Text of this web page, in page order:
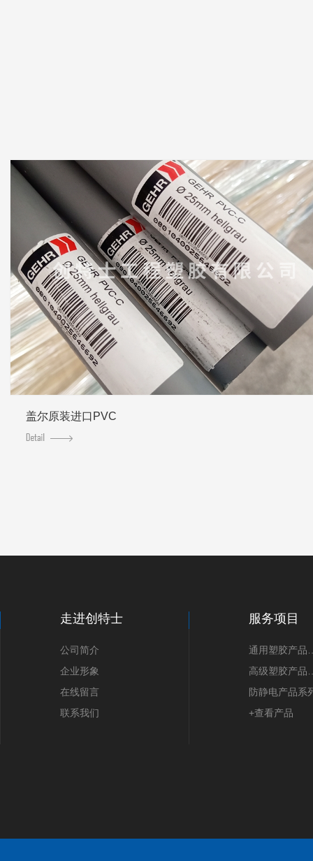
盖尔原装进口PVC
走进创特士
公司简介
企业形象
在线留言
联系我们
服务项目
通用
高级
防静电产品系
+查看产品